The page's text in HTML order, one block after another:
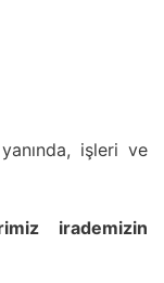
işleri ve
irademizin